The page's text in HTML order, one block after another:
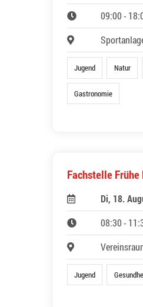
09:00 -
Jugend Natur
Gastronomie
Fachstelle
Di, 18.
08:30 -
Jugend